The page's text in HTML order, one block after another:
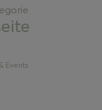
Events